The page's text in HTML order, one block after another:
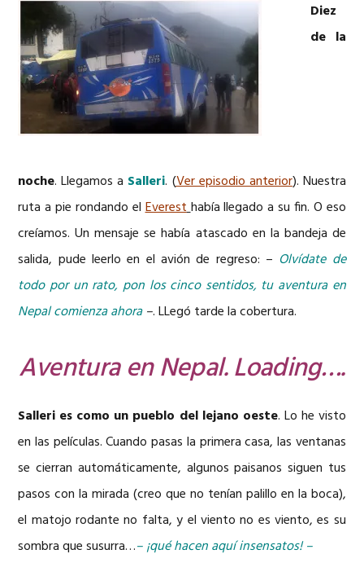
Diez
de la
noche. Llegamos a Salleri. (Ver episodio anterior). Nuestra
ruta a pie rondando elEveresthabía llegado a su fin. O eso
creíamos. Un mensaje se había atascado en la bandeja de
salida, pude leerlo en el avión de regreso: – Olvídate de
todo por un rato, pon los cinco sentidos, tu aventura en
Nepal comienza ahora–. LLegó tarde la cobertura.
Aventura en Nepal. Loading….
Salleri es como un pueblo del lejano oeste. Lo he visto
en las películas. Cuando pasas la primera casa, las ventanas
se cierran automáticamente, algunos paisanos siguen tus
pasos con la mirada (creo que no tenían palillo en la boca),
el matojo rodante no falta, y el viento no es viento, es su
sombra que susurra…– ¡qué hacen aquí insensatos! –